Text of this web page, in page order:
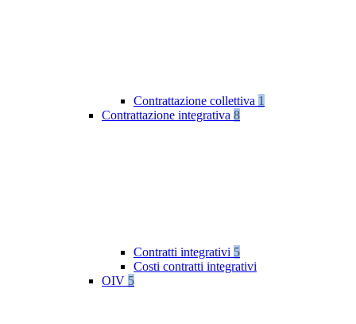
Contrattazione collettiva 1
Contrattazione integrativa 8
Contratti integrativi 5
Costi contratti integrativi
OIV 5